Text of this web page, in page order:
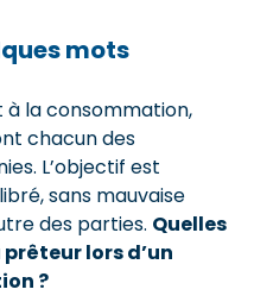
mots
à la consommation,
chacun des
L’objectif est
sans mauvaise
des parties. Quelles
lors d’un
?